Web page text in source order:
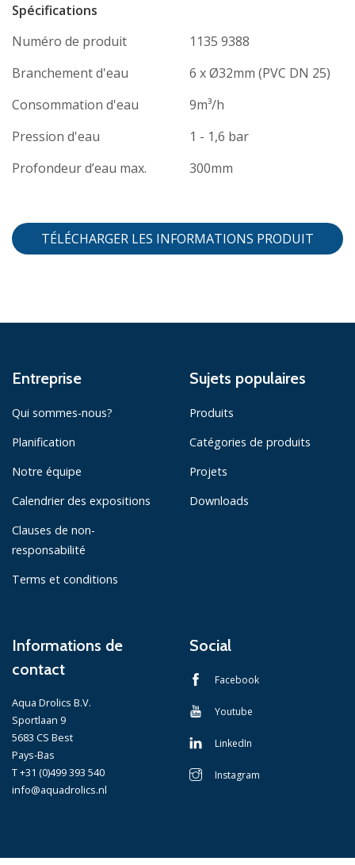
Spécifications
Numéro de produit
1135 9388
Branchement d'eau
6 x Ø32mm (PVC DN 25)
Consommation d'eau
9m³/h
Pression d'eau
1 - 1,6 bar
Profondeur d’eau max.
300mm
TÉLÉCHARGER LES INFORMATIONS PRODUIT
Entreprise
Qui sommes-nous?
Planification
Notre équipe
Calendrier des expositions
Clauses de non-
responsabilité
Terms et conditions
Sujets populaires
Produits
Catégories de produits
Projets
Downloads
Informations de
contact
Aqua Drolics B.V.
Sportlaan 9
5683 CS Best
Pays-Bas
T +31 (0)499 393 540
info@aquadrolics.nl
Social
Facebook
Youtube
LinkedIn
Instagram